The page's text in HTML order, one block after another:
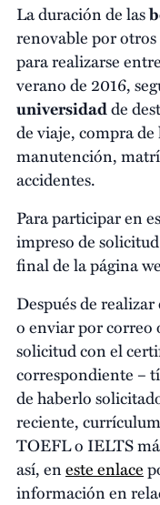
La duración de las
renovable por otros
para realizarse
verano de 2016,
universidadde
de viaje, compra
manutención,
accidentes.
Para participar en
impreso de
final de la página
Después de
o enviar por correo
solicitud con el
correspondiente –
de haberlo
reciente,
TOEFL o IELTS
así, eneste enlace
información en